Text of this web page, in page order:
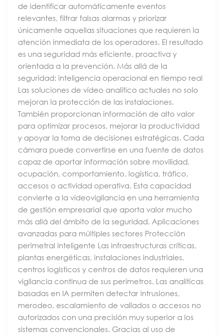
de identificar automáticamente eventos
relevantes, filtrar falsas alarmas y priorizar
únicamente aquellas situaciones que requieren la
atención inmediata de los operadores. El resultado
es una seguridad más eficiente, proactiva y
orientada a la prevención. Más allá de la
seguridad: inteligencia operacional en tiempo real
Las soluciones de vídeo analítico actuales no solo
mejoran la protección de las instalaciones.
También proporcionan información de alto valor
para optimizar procesos, mejorar la productividad
y apoyar la toma de decisiones estratégicas. Cada
cámara puede convertirse en una fuente de datos
capaz de aportar información sobre movilidad,
ocupación, comportamiento, logística, tráfico,
accesos o actividad operativa. Esta capacidad
convierte a la videovigilancia en una herramienta
de gestión empresarial que aporta valor mucho
más allá del ámbito de la seguridad. Aplicaciones
avanzadas para múltiples sectores Protección
perimetral inteligente Las infraestructuras críticas,
plantas energéticas, instalaciones industriales,
centros logísticos y centros de datos requieren una
vigilancia continua de sus perímetros. Las analíticas
basadas en IA permiten detectar intrusiones,
merodeo, escalamiento de vallados o accesos no
autorizados con una precisión muy superior a los
sistemas convencionales. Gracias al uso de